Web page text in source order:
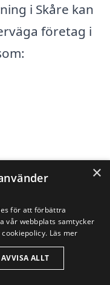
i Skåre kan
företag i
×
för att förbättra
vår webbplats samtycker
Läs mer
AVVISA ALLT